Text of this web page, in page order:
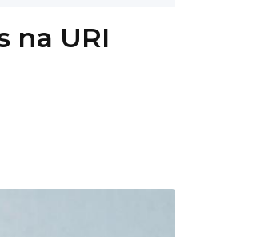
na URI